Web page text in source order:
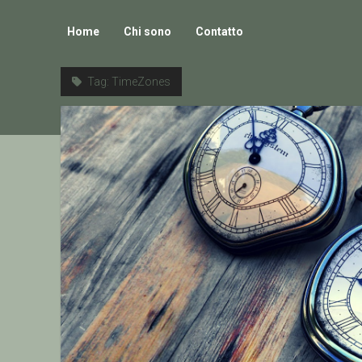
Home Chi sono Contatto
Tag: TimeZones